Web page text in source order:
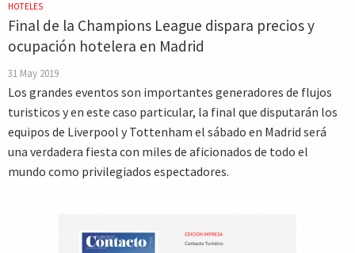
HOTELES
Final de la Champions League dispara precios y
ocupación hotelera en Madrid
31 May 2019
Los grandes eventos son importantes generadores de flujos
turisticos y en este caso particular, la final que disputarán los
equipos de Liverpool y Tottenham el sábado en Madrid será
una verdadera fiesta con miles de aficionados de todo el
mundo como privilegiados espectadores.